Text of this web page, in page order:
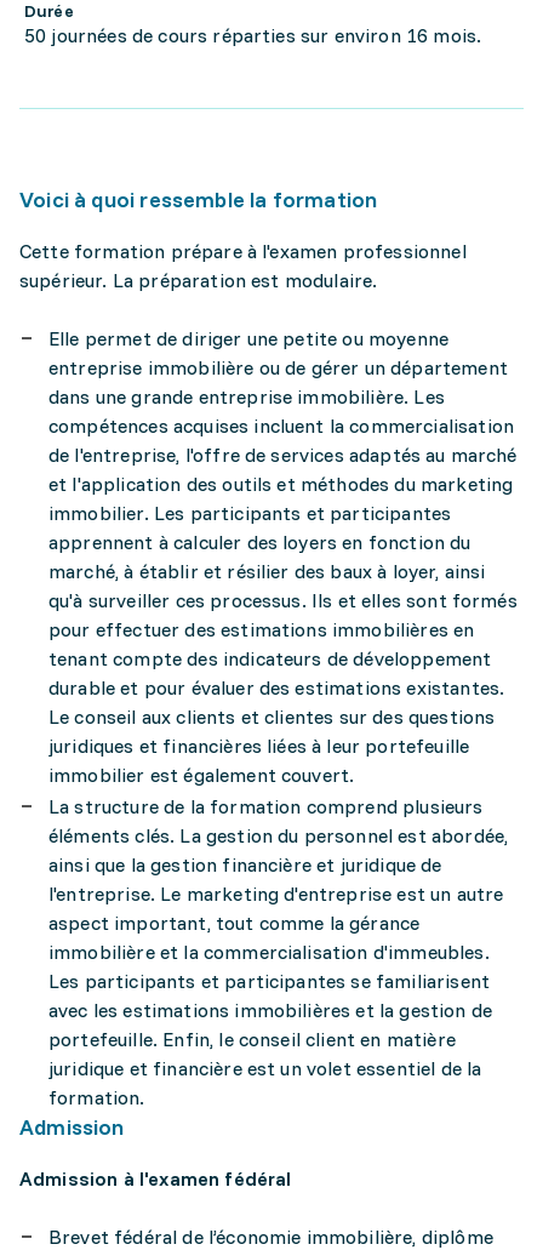
Durée
50 journées de cours réparties sur environ 16 mois.
Voici à quoi ressemble la formation
Cette formation prépare à l'examen professionnel
supérieur. La préparation est modulaire.
Elle permet de diriger une petite ou moyenne
entreprise immobilière ou de gérer un département
dans une grande entreprise immobilière. Les
compétences acquises incluent la commercialisation
de l'entreprise, l'offre de services adaptés au marché
et l'application des outils et méthodes du marketing
immobilier. Les participants et participantes
apprennent à calculer des loyers en fonction du
marché, à établir et résilier des baux à loyer, ainsi
qu'à surveiller ces processus. Ils et elles sont formés
pour effectuer des estimations immobilières en
tenant compte des indicateurs de développement
durable et pour évaluer des estimations existantes.
Le conseil aux clients et clientes sur des questions
juridiques et financières liées à leur portefeuille
immobilier est également couvert.
La structure de la formation comprend plusieurs
éléments clés. La gestion du personnel est abordée,
ainsi que la gestion financière et juridique de
l'entreprise. Le marketing d'entreprise est un autre
aspect important, tout comme la gérance
immobilière et la commercialisation d'immeubles.
Les participants et participantes se familiarisent
avec les estimations immobilières et la gestion de
portefeuille. Enfin, le conseil client en matière
juridique et financière est un volet essentiel de la
formation.
Admission
Admission à l'examen fédéral
Brevet fédéral de l’économie immobilière, diplôme